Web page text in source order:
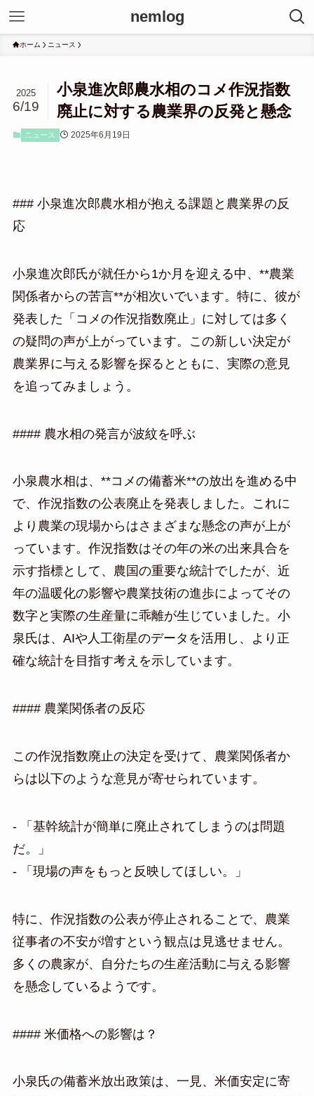
nemlog
ホーム ニュース
小泉進次郎農水相のコメ作況指数
廃止に対する農業界の反発と懸念
2025
6/19
ニュース 2025年6月19日
### 小泉進次郎農水相が抱える課題と農業界の反
応
小泉進次郎氏が就任から1か月を迎える中、**農業
関係者からの苦言**が相次いでいます。特に、彼が
発表した「コメの作況指数廃止」に対しては多く
の疑問の声が上がっています。この新しい決定が
農業界に与える影響を探るとともに、実際の意見
を追ってみましょう。
#### 農水相の発言が波紋を呼ぶ
小泉農水相は、**コメの備蓄米**の放出を進める中
で、作況指数の公表廃止を発表しました。これに
より農業の現場からはさまざまな懸念の声が上が
っています。作況指数はその年の米の出来具合を
示す指標として、農国の重要な統計でしたが、近
年の温暖化の影響や農業技術の進歩によってその
数字と実際の生産量に乖離が生じていました。小
泉氏は、AIや人工衛星のデータを活用し、より正
確な統計を目指す考えを示しています。
#### 農業関係者の反応
この作況指数廃止の決定を受けて、農業関係者か
らは以下のような意見が寄せられています。
- 「基幹統計が簡単に廃止されてしまうのは問題
だ。」
- 「現場の声をもっと反映してほしい。」
特に、作況指数の公表が停止されることで、農業
従事者の不安が増すという観点は見逃せません。
多くの農家が、自分たちの生産活動に与える影響
を懸念しているようです。
#### 米価格への影響は？
小泉氏の備蓄米放出政策は、一見、米価安定に寄